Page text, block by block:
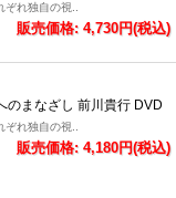
れ独自の視..
販売価格: 4,730円(税込)
のまなざし 前川貴行 DVD
れ独自の視..
販売価格: 4,180円(税込)